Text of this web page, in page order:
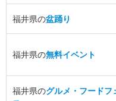
福井県の盆踊り
福井県の無料イベント
福井県のグルメ・フードフ